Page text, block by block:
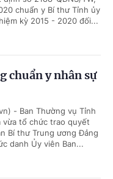
chuẩn y Bí thư Tỉnh ủy
kỳ 2015 - 2020 đối...
chuẩn y nhân sự
- Ban Thường vụ Tỉnh
vừa tổ chức trao quyết
Bí thư Trung ương Đảng
danh Ủy viên Ban...